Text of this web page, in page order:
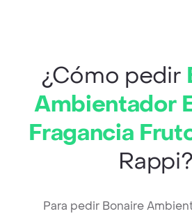
¿Cómo pedir
Ambientador
Fragancia
Rappi?
Para pedir Bonaire